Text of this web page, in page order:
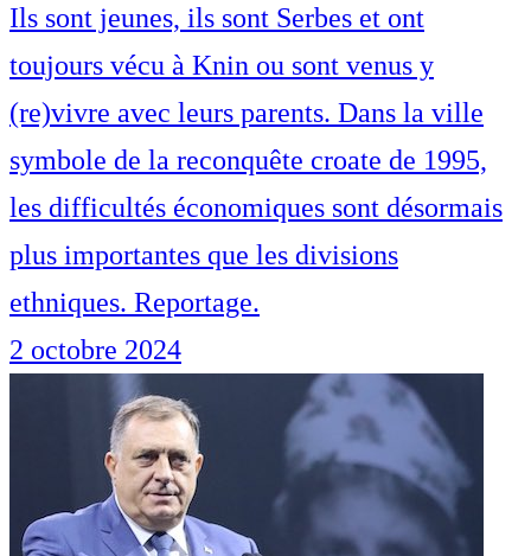
Ils sont jeunes, ils sont Serbes et ont
toujours vécu à Knin ou sont venus y
(re)vivre avec leurs parents. Dans la ville
symbole de la reconquête croate de 1995,
les difficultés économiques sont désormais
plus importantes que les divisions
ethniques. Reportage.
2 octobre 2024